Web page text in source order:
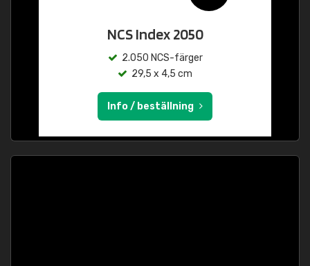
NCS Index 2050
2.050 NCS-färger
29,5 x 4,5 cm
Info / beställning